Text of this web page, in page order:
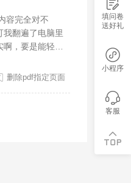
容完全对不
我翻遍了电脑里
，要是能轻松
删除pdf指定页面
填问卷
送好礼
小程序
客服